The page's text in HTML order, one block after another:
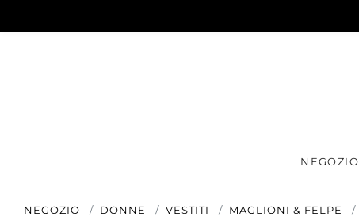
NEGOZIO
NEGOZIO DONNE VESTITI MAGLIONI & FELPE